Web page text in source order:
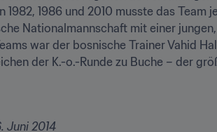
1982, 1986 und 2010 musste das
Nationalmannschaft mit einer
war der bosnische Trainer Vahid
der K.-o.-Runde zu Buche – der
Juni 2014